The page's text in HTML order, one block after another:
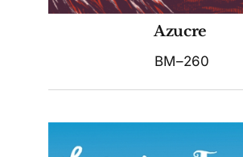
Azucre
BM–260